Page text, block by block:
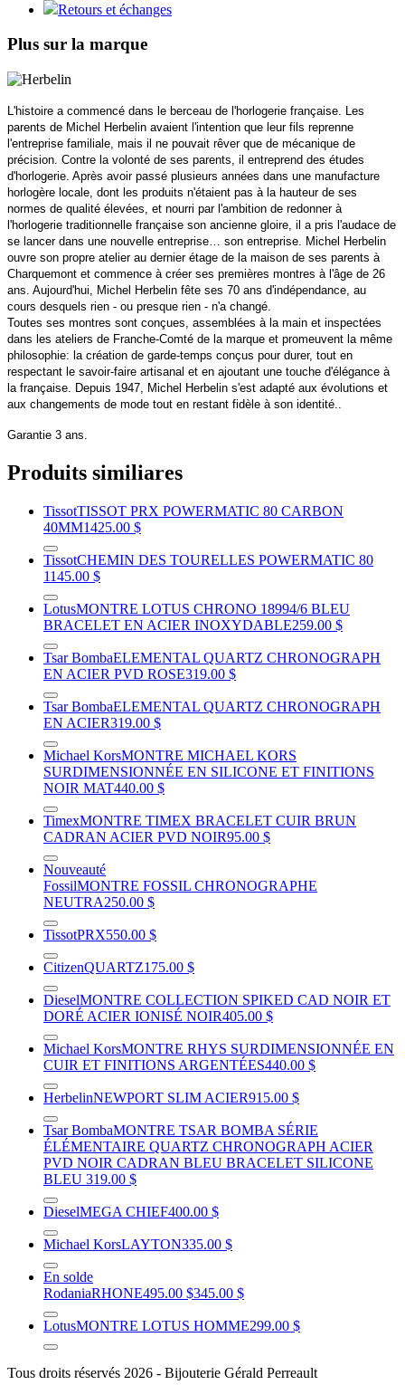
Retours et échanges
Plus sur la marque
L'histoire a commencé dans le berceau de l'horlogerie française. Les
parents de Michel Herbelin avaient l'intention que leur fils reprenne
l'entreprise familiale, mais il ne pouvait rêver que de mécanique de
précision. Contre la volonté de ses parents, il entreprend des études
d'horlogerie. Après avoir passé plusieurs années dans une manufacture
horlogère locale, dont les produits n'étaient pas à la hauteur de ses
normes de qualité élevées, et nourri par l'ambition de redonner à
l'horlogerie traditionnelle française son ancienne gloire, il a pris l'audace de
se lancer dans une nouvelle entreprise… son entreprise. Michel Herbelin
ouvre son propre atelier au dernier étage de la maison de ses parents à
Charquemont et commence à créer ses premières montres à l'âge de 26
ans. Aujourd'hui, Michel Herbelin fête ses 70 ans d'indépendance, au
cours desquels rien - ou presque rien - n'a changé.
Toutes ses montres sont conçues, assemblées à la main et inspectées
dans les ateliers de Franche-Comté de la marque et promeuvent la même
philosophie: la création de garde-temps conçus pour durer, tout en
respectant le savoir-faire artisanal et en ajoutant une touche d'élégance à
la française. Depuis 1947, Michel Herbelin s'est adapté aux évolutions et
aux changements de mode tout en restant fidèle à son identité..
Garantie 3 ans.
Produits similiares
TissotTISSOT PRX POWERMATIC 80 CARBON
40MM1425.00 $
TissotCHEMIN DES TOURELLES POWERMATIC 80
1145.00 $
LotusMONTRE LOTUS CHRONO 18994/6 BLEU
BRACELET EN ACIER INOXYDABLE259.00 $
Tsar BombaELEMENTAL QUARTZ CHRONOGRAPH
EN ACIER PVD ROSE319.00 $
Tsar BombaELEMENTAL QUARTZ CHRONOGRAPH
EN ACIER319.00 $
Michael KorsMONTRE MICHAEL KORS
SURDIMENSIONNÉE EN SILICONE ET FINITIONS
NOIR MAT440.00 $
TimexMONTRE TIMEX BRACELET CUIR BRUN
CADRAN ACIER PVD NOIR95.00 $
Nouveauté
FossilMONTRE FOSSIL CHRONOGRAPHE
NEUTRA250.00 $
TissotPRX550.00 $
CitizenQUARTZ175.00 $
DieselMONTRE COLLECTION SPIKED CAD NOIR ET
DORÉ ACIER IONISÉ NOIR405.00 $
Michael KorsMONTRE RHYS SURDIMENSIONNÉE EN
CUIR ET FINITIONS ARGENTÉES440.00 $
HerbelinNEWPORT SLIM ACIER915.00 $
Tsar BombaMONTRE TSAR BOMBA SÉRIE
ÉLÉMENTAIRE QUARTZ CHRONOGRAPH ACIER
PVD NOIR CADRAN BLEU BRACELET SILICONE
BLEU 319.00 $
DieselMEGA CHIEF400.00 $
Michael KorsLAYTON335.00 $
En solde
RodaniaRHONE495.00 $345.00 $
LotusMONTRE LOTUS HOMME299.00 $
Tous droits réservés 2026 - Bijouterie Gérald Perreault